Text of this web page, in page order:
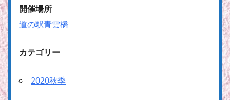
開催場所
道の駅青雲橋
カテゴリー
2020秋季